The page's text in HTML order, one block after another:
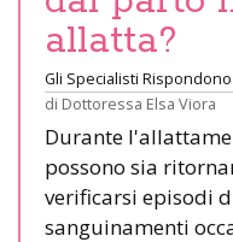
allatta?
Gli Specialisti Rispondono
di Dottoressa Elsa Viora
Durante
possono sia
verificarsi episodi
sanguinamenti